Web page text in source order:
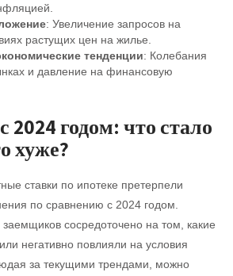
: Увеличение запросов на
растущих цен на жилье.
тенденции: Колебания
и давление на финансовую
2024 годом: что стало
хуже?
ставки по ипотеке претерпели
по сравнению с 2024 годом.
сосредоточено на том, какие
негативно повлияли на условия
за текущими трендами, можно